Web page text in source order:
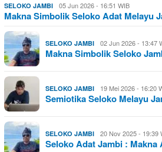
SELOKO JAMBI 05 Jun 2026 - 16:51 WIB
Makna Simbolik Seloko Adat Melayu
SELOKO JAMBI 02 Jun 2026 - 13:47
Makna Simbolik Seloko
SELOKO JAMBI 19 Mei 2026 - 16:20
Semiotika Seloko Melayu
SELOKO JAMBI 20 Nov 2025 - 19:39
Seloko Adat Jambi :